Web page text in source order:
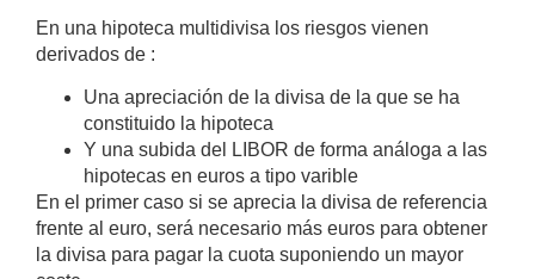
En una hipoteca multidivisa los riesgos vienen
derivados de :
Una apreciación de la divisa de la que se ha
constituido la hipoteca
Y una subida del LIBOR de forma análoga a las
hipotecas en euros a tipo varible
En el primer caso si se aprecia la divisa de referencia
frente al euro, será necesario más euros para obtener
la divisa para pagar la cuota suponiendo un mayor